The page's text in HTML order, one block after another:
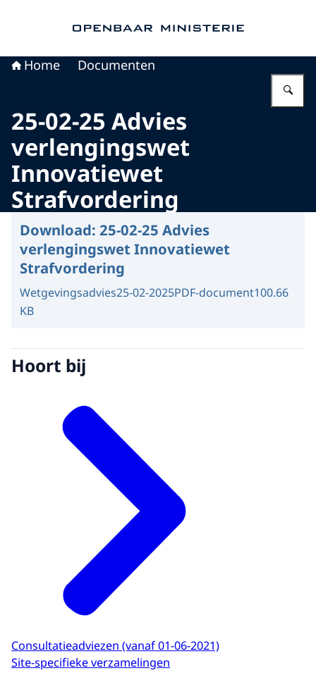
Home Documenten
25-02-25 Advies
verlengingswet
Innovatiewet
Strafvordering
Download: 25-02-25 Advies
verlengingswet Innovatiewet
Strafvordering
Wetgevingsadvies25-02-2025PDF-document100.66
KB
Hoort bij
Consultatieadviezen (vanaf 01-06-2021)
Site-specifieke verzamelingen